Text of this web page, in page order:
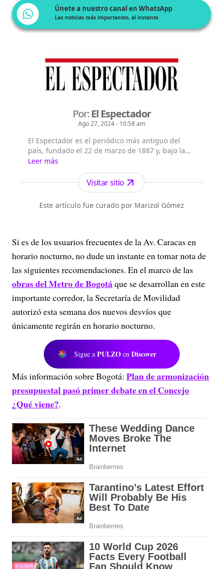
Únete a nuestro canal en WhatsApp
Las noticias más importantes, al instante
Por:El Espectador
Ago 27, 2024 - 10:58 am
El Espectador es el periódico más antiguo del
país, fundado el 22 de marzo de 1887 y, bajo la
dirección de Fidel Cano, es considerado uno de
los periódicos más serios y profesionales por su
independencia, credibilidad y objetividad.
Leer más
Visitar sitio
Este artículo fue curado por Marizol Gómez
Si es de los usuarios frecuentes de la Av. Caracas en
horario nocturno, no dude un instante en tomar nota de
las siguientes recomendaciones. En el marco de las
obras del Metro de Bogotáque se desarrollan en este
importante corredor, la Secretaría de Movilidad
autorizó esta semana dos nuevos desvíos que
únicamente regirán en horario nocturno.
Sigue a PULZO en Discover
Más información sobre Bogotá: Plan de armonización
presupuestal pasó primer debate en el Concejo
¿Qué viene?.